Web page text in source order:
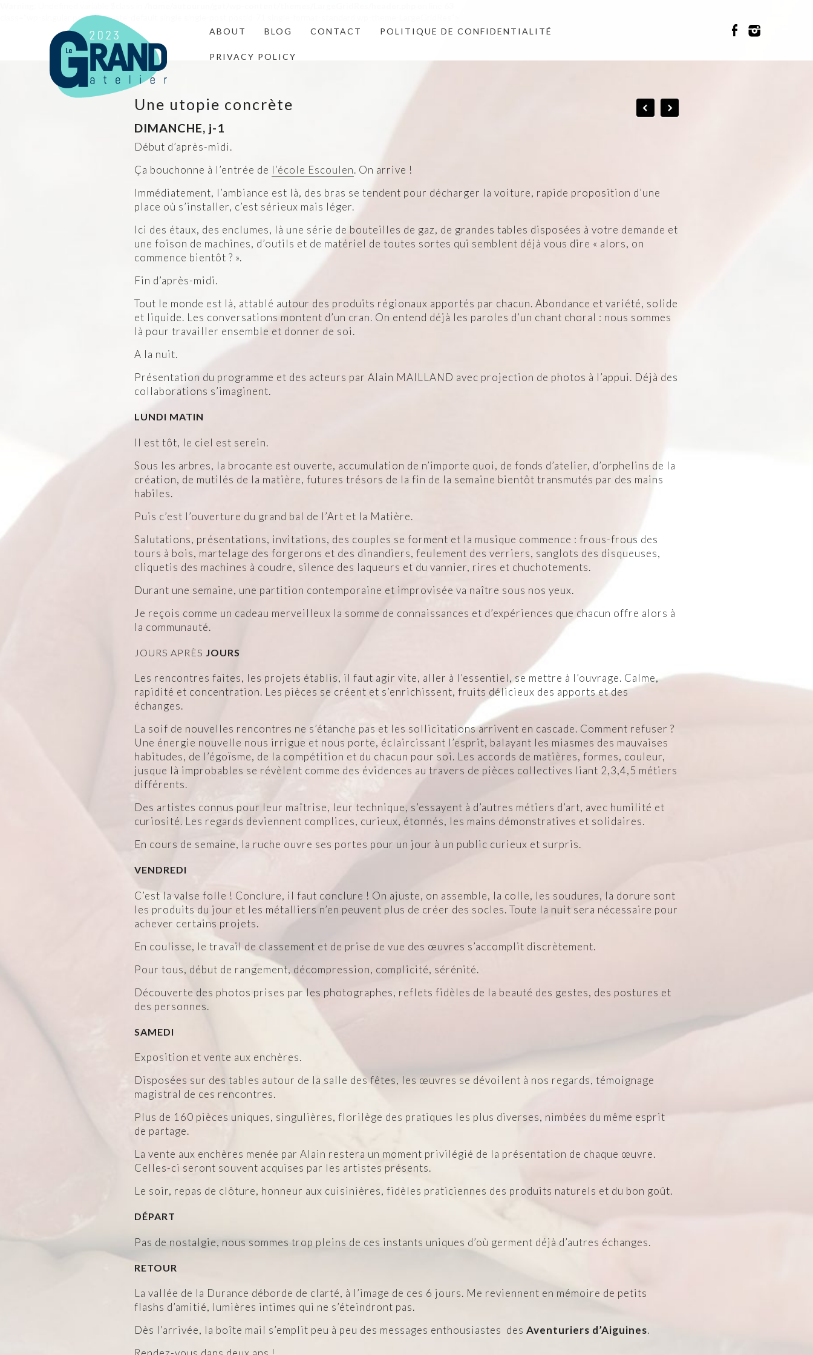
class="wp-singular post-template-default single single-post postid-71 single-format-standard wp-theme-LargeGridRes">
ABOUT
BLOG CONTACT POLITIQUE DE CONFIDENTIALITÉ
PRIVACY POLICY
Une utopie concrète
DIMANCHE, j-1
Début d’après-midi.
Ça bouchonne à l’entrée de l’école Escoulen. On arrive !
Immédiatement, l’ambiance est là, des bras se tendent pour décharger la voiture, rapide proposition d’une
place où s’installer, c’est sérieux mais léger.
Ici des étaux, des enclumes, là une série de bouteilles de gaz, de grandes tables disposées à votre demande et
une foison de machines, d’outils et de matériel de toutes sortes qui semblent déjà vous dire « alors, on
commence bientôt ? ».
Fin d’après-midi.
Tout le monde est là, attablé autour des produits régionaux apportés par chacun. Abondance et variété, solide
et liquide. Les conversations montent d’un cran. On entend déjà les paroles d’un chant choral : nous sommes
là pour travailler ensemble et donner de soi.
A la nuit.
Présentation du programme et des acteurs par Alain MAILLAND avec projection de photos à l’appui. Déjà des
collaborations s’imaginent.
LUNDI MATIN
Il est tôt, le ciel est serein.
Sous les arbres, la brocante est ouverte, accumulation de n’importe quoi, de fonds d’atelier, d’orphelins de la
création, de mutilés de la matière, futures trésors de la fin de la semaine bientôt transmutés par des mains
habiles.
Puis c’est l’ouverture du grand bal de l’Art et la Matière.
Salutations, présentations, invitations, des couples se forment et la musique commence : frous-frous des
tours à bois, martelage des forgerons et des dinandiers, feulement des verriers, sanglots des disqueuses,
cliquetis des machines à coudre, silence des laqueurs et du vannier, rires et chuchotements.
Durant une semaine, une partition contemporaine et improvisée va naître sous nos yeux.
Je reçois comme un cadeau merveilleux la somme de connaissances et d’expériences que chacun offre alors à
la communauté.
JOURS APRÈS JOURS
Les rencontres faites, les projets établis, il faut agir vite, aller à l’essentiel, se mettre à l’ouvrage. Calme,
rapidité et concentration. Les pièces se créent et s’enrichissent, fruits délicieux des apports et des
échanges.
La soif de nouvelles rencontres ne s’étanche pas et les sollicitations arrivent en cascade. Comment refuser ?
Une énergie nouvelle nous irrigue et nous porte, éclaircissant l’esprit, balayant les miasmes des mauvaises
habitudes, de l’égoïsme, de la compétition et du chacun pour soi. Les accords de matières, formes, couleur,
jusque là improbables se révèlent comme des évidences au travers de pièces collectives liant 2,3,4,5 métiers
différents.
Des artistes connus pour leur maîtrise, leur technique, s’essayent à d’autres métiers d’art, avec humilité et
curiosité. Les regards deviennent complices, curieux, étonnés, les mains démonstratives et solidaires.
En cours de semaine, la ruche ouvre ses portes pour un jour à un public curieux et surpris.
VENDREDI
C’est la valse folle ! Conclure, il faut conclure ! On ajuste, on assemble, la colle, les soudures, la dorure sont
les produits du jour et les métalliers n’en peuvent plus de créer des socles. Toute la nuit sera nécessaire pour
achever certains projets.
En coulisse, le travail de classement et de prise de vue des œuvres s’accomplit discrètement.
Pour tous, début de rangement, décompression, complicité, sérénité.
Découverte des photos prises par les photographes, reflets fidèles de la beauté des gestes, des postures et
des personnes.
SAMEDI
Exposition et vente aux enchères.
Disposées sur des tables autour de la salle des fêtes, les œuvres se dévoilent à nos regards, témoignage
magistral de ces rencontres.
Plus de 160 pièces uniques, singulières, florilège des pratiques les plus diverses, nimbées du même esprit
de partage.
La vente aux enchères menée par Alain restera un moment privilégié de la présentation de chaque œuvre.
Celles-ci seront souvent acquises par les artistes présents.
Le soir, repas de clôture, honneur aux cuisinières, fidèles praticiennes des produits naturels et du bon goût.
DÉPART
Pas de nostalgie, nous sommes trop pleins de ces instants uniques d’où germent déjà d’autres échanges.
RETOUR
La vallée de la Durance déborde de clarté, à l’image de ces 6 jours. Me reviennent en mémoire de petits
flashs d’amitié, lumières intimes qui ne s’éteindront pas.
Dès l’arrivée, la boîte mail s’emplit peu à peu des messages enthousiastes des Aventuriers d’Aiguines.